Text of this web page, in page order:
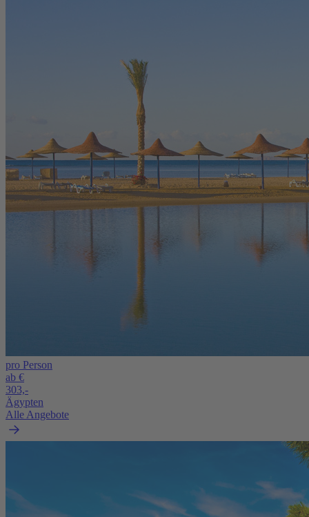
pro Person
ab €
303,-
Ägypten
Alle Angebote